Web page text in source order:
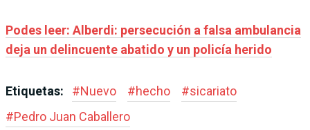
Podes leer: Alberdi: persecución a falsa ambulancia
deja un delincuente abatido y un policía herido
Etiquetas: #Nuevo #hecho #sicariato
#Pedro Juan Caballero